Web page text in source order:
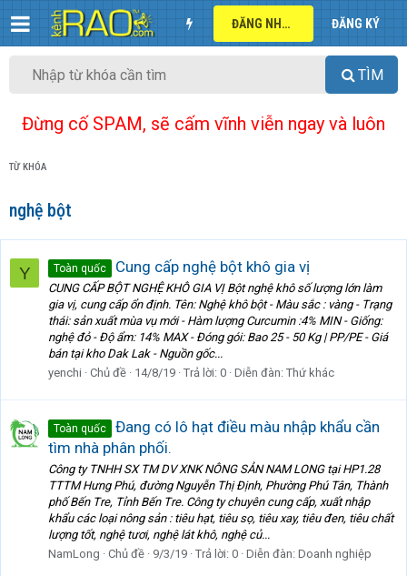
ĐĂNG NHẬP ĐĂNG KÝ
TÌM
Đừng cố SPAM, sẽ cấm vĩnh viễn ngay và luôn
TỪ KHÓA
nghệ bột
Y Toàn quốc Cung cấp nghệ bột khô gia vị
CUNG CẤP BỘT NGHỆ KHÔ GIA VỊ Bột nghệ khô số lượng lớn làm
gia vị, cung cấp ổn định. Tên: Nghệ khô bột - Màu sắc : vàng - Trạng
thái: sản xuất mùa vụ mới - Hàm lượng Curcumin :4% MIN - Giống:
nghệ đỏ - Độ ẩm: 14% MAX - Đóng gói: Bao 25 - 50 Kg | PP/PE - Giá
bán tại kho Dak Lak - Nguồn gốc...
yenchi
Chủ đề 14/8/19 Trả lời: 0 Diễn đàn: Thứ khác
Toàn quốc
Đang có lô hạt điều màu nhập khẩu cần
tìm nhà phân phối.
Công ty TNHH SX TM DV XNK NÔNG SẢN NAM LONG tại HP1.28
TTTM Hưng Phú, đường Nguyễn Thị Định, Phường Phú Tân, Thành
phố Bến Tre, Tỉnh Bến Tre. Công ty chuyên cung cấp, xuất nhập
khẩu các loại nông sản : tiêu hạt, tiêu sọ, tiêu xay, tiêu đen, tiêu chất
lượng tốt, nghệ tươi, nghệ lát khô, nghệ củ...
NamLong
Chủ đề 9/3/19 Trả lời: 0 Diễn đàn: Doanh nghiệp